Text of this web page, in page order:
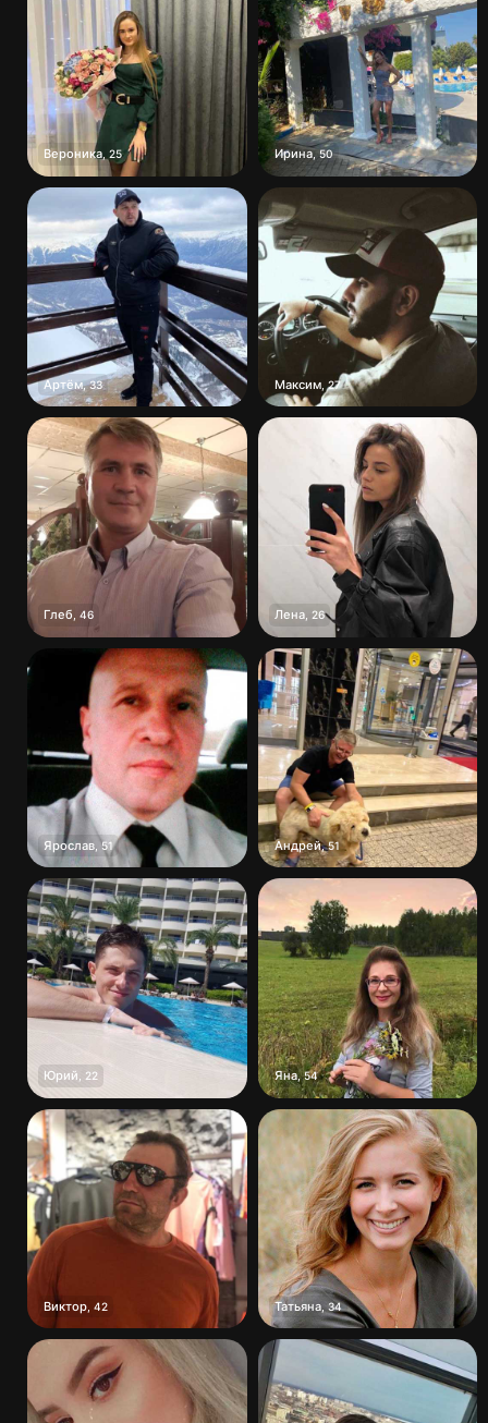
Вероника 25 Ирина, 50
Артём,33 Максим,27
Глеб 46 Лена, 26
Ярослав ,51 Андрей,51
Юрий 22 Яна,54
Виктор 42 Татьяна, 34